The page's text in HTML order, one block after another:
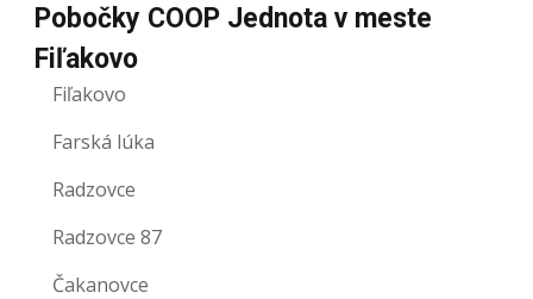
Pobočky COOP Jednota v meste
Fiľakovo
Fiľakovo
Farská lúka
Radzovce
Radzovce 87
Čakanovce